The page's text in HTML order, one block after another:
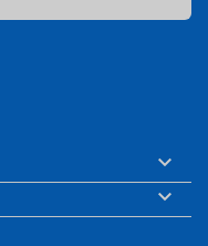

